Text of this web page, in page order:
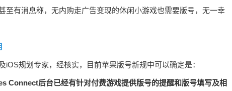
有消息称，无内购走广告变现的休闲小游戏也需要版号，无一幸
规划专家，经核实，目前苹果版号新规中可以确定是：
Connect后台已经有针对付费游戏提供版号的提醒和版号填写及相